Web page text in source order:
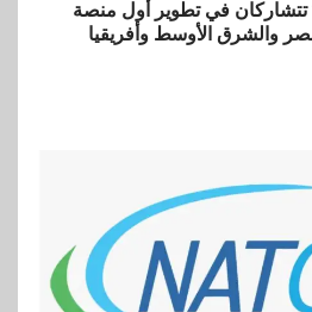
في تطوير أول منصة
والشرق الأوسط وأفريقيا